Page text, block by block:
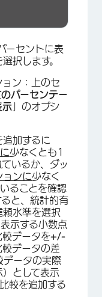
×
×
ーセントに表
択します。
ョン：上のセ
のパーセンテー
示 」のオプシ
加するに
少なくとも1
いるか、ダッ
ョンに少なく
ることを確認
と、統計的有
頼水準を選択
示する小数点
較データを+/-
較データの差
データの実際
として表示
較を追加する